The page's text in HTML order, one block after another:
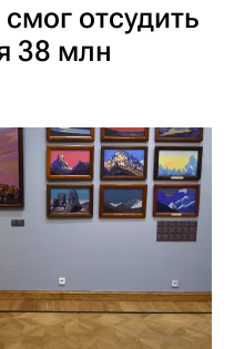
отсудить
38 млн